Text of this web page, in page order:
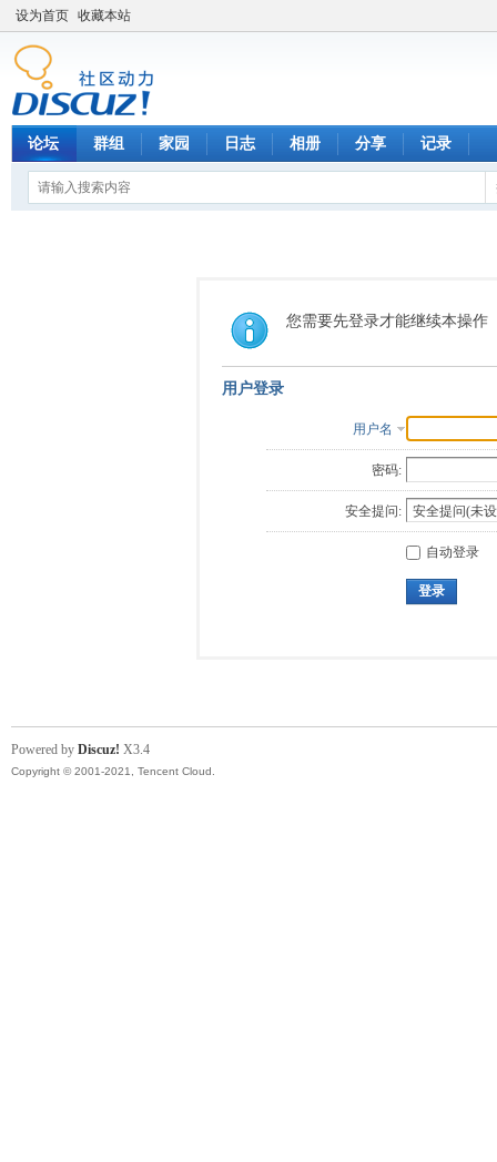
设为首页 收藏本站
论坛 群组 家园 日志 相册 分享 记录
您需要先登录才能继续本操作
用户登录
用户名
密码:
安全提问:
自动登录
登录
Powered by Discuz! X3.4
Copyright © 2001-2021, Tencent Cloud.